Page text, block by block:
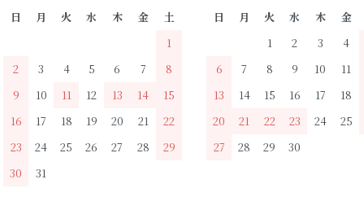
日 月 火 水 木 金
土
1
2
3 4 5 6 7
8
9
10 11 12 13 14
15
16
17 18 19 20 21
22
23
24 25 26 27 28
29
30
31
日 月 火 水 木 金
1
2 3 4
6
7 8 9 10 11
13
14 15 16 17 18
20
21 22 23 24 25
27
28 29 30